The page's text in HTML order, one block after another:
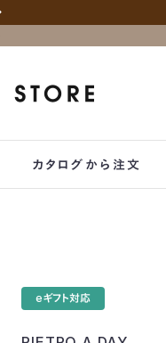
カタログから注文
eギフト対応